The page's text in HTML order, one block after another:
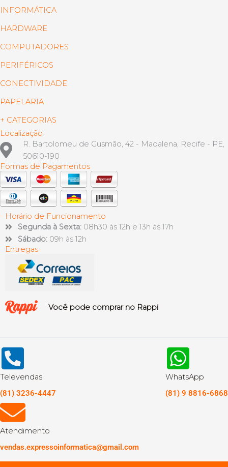
INFORMÁTICA
HARDWARE
COMPUTADORES
PERIFÉRICOS
CONECTIVIDADE
PAPELARIA
+ CATEGORIAS
Localização
R. Bartolomeu de Gusmão, 42 - Madalena, Recife - PE,
50610-190
Formas de Pagamentos
Horário de Funcionamento
Segunda à Sexta: 08h30 às 12h e 13h às 17h
Sábado: 09h às 12h
Entregas
Você pode comprar no Rappi
Televendas
(81) 3236-4447
WhatsApp
(81) 9 8816-6868
Atendimento
vendas.expressoinformatica@gmail.com